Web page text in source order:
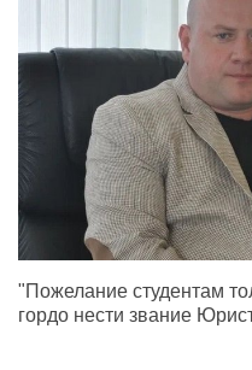
"Пожелание студентам
гордо нести звание